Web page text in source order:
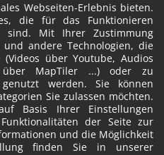
Webseiten-Erlebnis bieten.
die für das Funktionieren
sind. Mit Ihrer Zustimmung
andere Technologien, die
über Youtube, Audios
über MapTiler ...) oder zu
genutzt werden. Sie können
Sie zulassen möchten.
Basis Ihrer Einstellungen
der Seite zur
und die Möglichkeit
finden Sie in unserer